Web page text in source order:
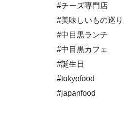
#チーズ専門店
#美味しいもの巡り
#中目黒ランチ
#中目黒カフェ
#誕生日
#tokyofood
#japanfood